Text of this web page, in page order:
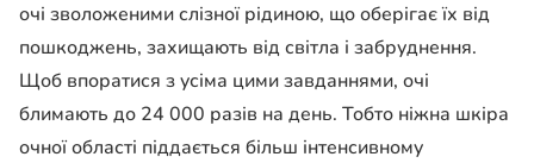
очі зволоженими слізної рідиною, що оберігає їх від
пошкоджень, захищають від світла і забруднення.
Щоб впоратися з усіма цими завданнями, очі
блимають до 24 000 разів на день. Тобто ніжна шкіра
очної області піддається більш інтенсивному